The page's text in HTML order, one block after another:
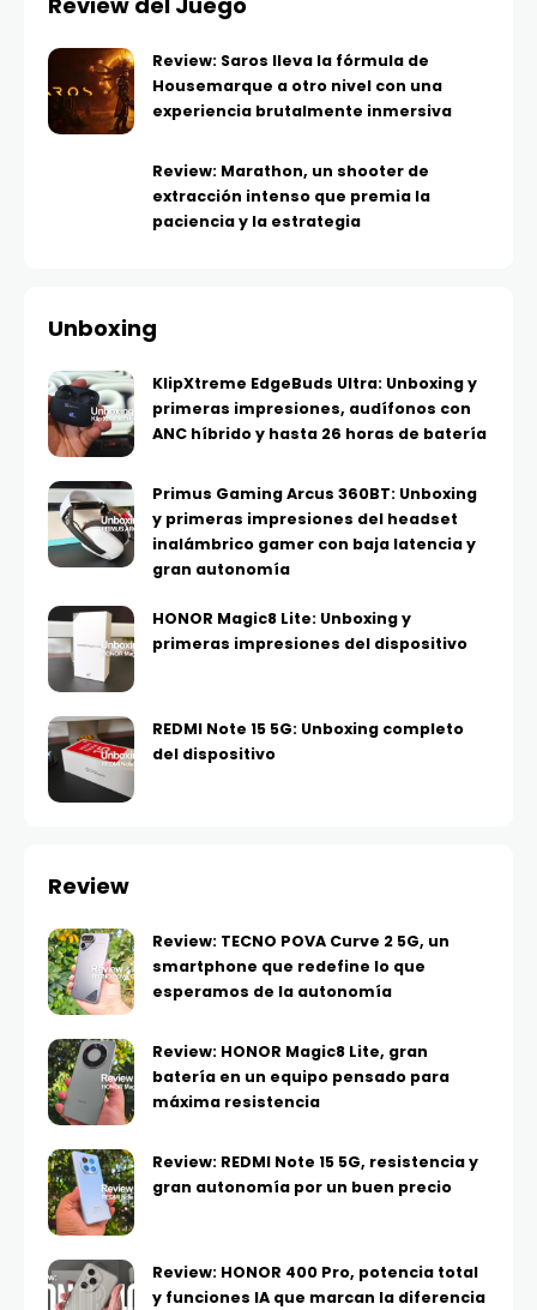
Review: Saros lleva la fórmula de
Housemarque a otro nivel con una
experiencia brutalmente inmersiva
Review: Marathon, un shooter de
extracción intenso que premia la
paciencia y la estrategia
Unboxing
KlipXtreme EdgeBuds Ultra: Unboxing y
primeras impresiones, audífonos con
ANC híbrido y hasta 26 horas de batería
Primus Gaming Arcus 360BT: Unboxing
y primeras impresiones del headset
inalámbrico gamer con baja latencia y
gran autonomía
HONOR Magic8 Lite: Unboxing y
primeras impresiones del dispositivo
REDMI Note 15 5G: Unboxing completo
del dispositivo
Review
Review: TECNO POVA Curve 2 5G, un
smartphone que redefine lo que
esperamos de la autonomía
Review: HONOR Magic8 Lite, gran
batería en un equipo pensado para
máxima resistencia
Review: REDMI Note 15 5G, resistencia y
gran autonomía por un buen precio
Review: HONOR 400 Pro, potencia total
y funciones IA que marcan la diferencia